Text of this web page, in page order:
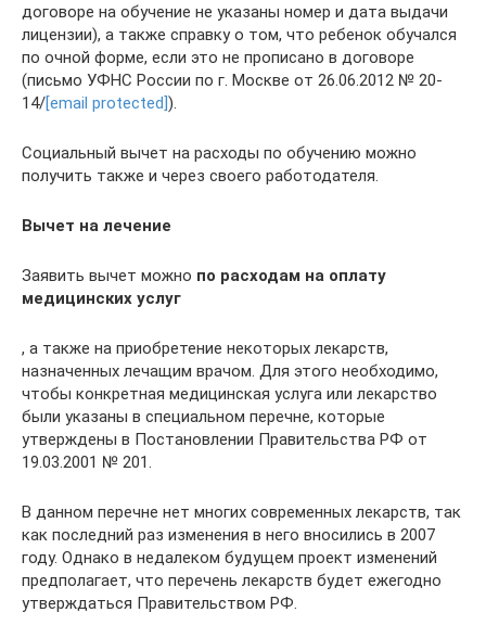
договоре на обучение не указаны номер и дата выдачи
лицензии), а также справку о том, что ребенок обучался
по очной форме, если это не прописано в договоре
(письмо УФНС России по г. Москве от 26.06.2012 № 20-
14/[email protected]).
Социальный вычет на расходы по обучению можно
получить также и через своего работодателя.
Вычет на лечение
Заявить вычет можно по расходам на оплату
медицинских услуг
, а также на приобретение некоторых лекарств,
назначенных лечащим врачом. Для этого необходимо,
чтобы конкретная медицинская услуга или лекарство
были указаны в специальном перечне, которые
утверждены в Постановлении Правительства РФ от
19.03.2001 № 201.
В данном перечне нет многих современных лекарств, так
как последний раз изменения в него вносились в 2007
году. Однако в недалеком будущем проект изменений
предполагает, что перечень лекарств будет ежегодно
утверждаться Правительством РФ.